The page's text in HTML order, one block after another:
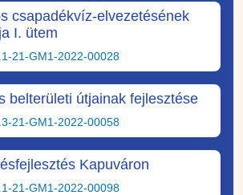
csapadékvíz-elvezetésének
I. ütem
21-GM1-2022-00028
belterületi útjainak fejlesztése
21-GM1-2022-00058
Kapuváron
21-GM1-2022-00098